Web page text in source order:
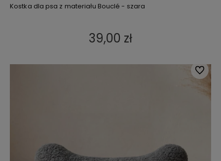
Kostka dla psa z materiału Bouclé - szara
39,00 zł
Do